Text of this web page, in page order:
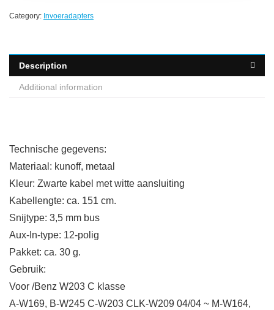
Category: Invoeradapters
Description
Additional information
Technische gegevens:
Materiaal: kunoff, metaal
Kleur: Zwarte kabel met witte aansluiting
Kabellengte: ca. 151 cm.
Snijtype: 3,5 mm bus
Aux-In-type: 12-polig
Pakket: ca. 30 g.
Gebruik:
Voor /Benz W203 C klasse
A-W169, B-W245 C-W203 CLK-W209 04/04 ~ M-W164,